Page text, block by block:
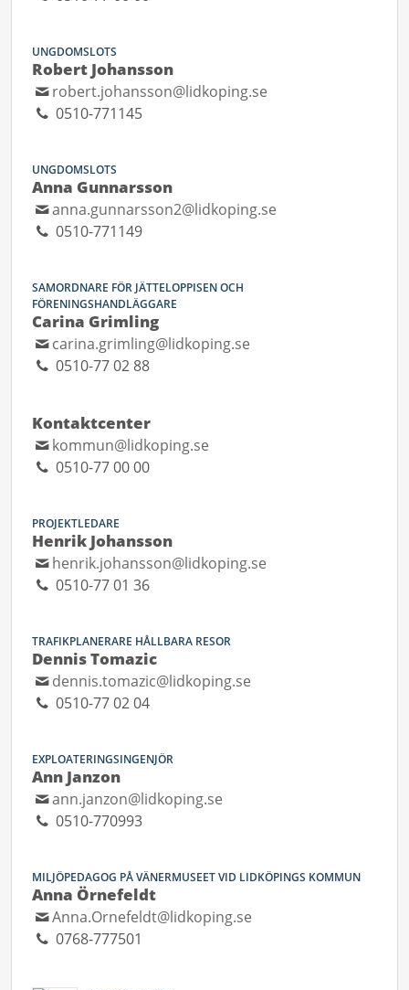
UNGDOMSLOTS
Robert Johansson
robert.johansson@lidkoping.se
0510-771145
UNGDOMSLOTS
Anna Gunnarsson
anna.gunnarsson2@lidkoping.se
0510-771149
SAMORDNARE FÖR JÄTTELOPPISEN OCH
FÖRENINGSHANDLÄGGARE
Carina Grimling
carina.grimling@lidkoping.se
0510-77 02 88
Kontaktcenter
kommun@lidkoping.se
0510-77 00 00
PROJEKTLEDARE
Henrik Johansson
henrik.johansson@lidkoping.se
0510-77 01 36
TRAFIKPLANERARE HÅLLBARA RESOR
Dennis Tomazic
dennis.tomazic@lidkoping.se
0510-77 02 04
EXPLOATERINGSINGENJÖR
Ann Janzon
ann.janzon@lidkoping.se
0510-770993
MILJÖPEDAGOG PÅ VÄNERMUSEET VID LIDKÖPINGS KOMMUN
Anna Örnefeldt
Anna.Ornefeldt@lidkoping.se
0768-777501